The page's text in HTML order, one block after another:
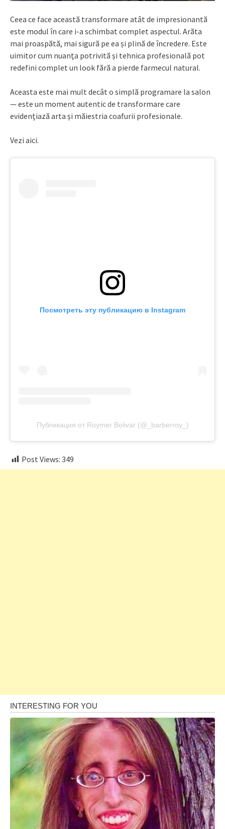
Ceea ce face această transformare atât de impresionantă
este modul în care i-a schimbat complet aspectul. Arăta
mai proaspătă, mai sigură pe ea și plină de încredere. Este
uimitor cum nuanța potrivită și tehnica profesională pot
redefini complet un look fără a pierde farmecul natural.
Aceasta este mai mult decât o simplă programare la salon
— este un moment autentic de transformare care
evidențiază arta și măiestria coafurii profesionale.
Vezi aici.
Посмотреть эту публикацию в Instagram
Публикация от Roymer Bolivar (@_barberroy_)
Post Views: 349